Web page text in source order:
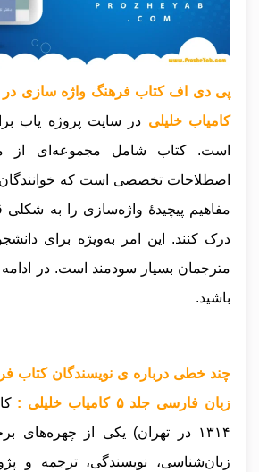
کامیاب خلیلی در سایت پروژه یاب
است. کتاب شامل مجموعه‌ای از
اصطلاحات تخصصی است که خوانندگان
مفاهیم پیچیدهٔ واژه‌سازی را به شکلی
درک کنند. این امر به‌ویژه برای
مترجمان بسیار سودمند است. در ادامه
باشید.
چند خطی درباره ی نویسندگان کتاب
زبان فارسی جلد ۵ کامیاب خلیلی :
۱۳۱۴ در تهران) یکی از چهره‌های
زبان‌شناسی، نویسندگی، ترجمه و